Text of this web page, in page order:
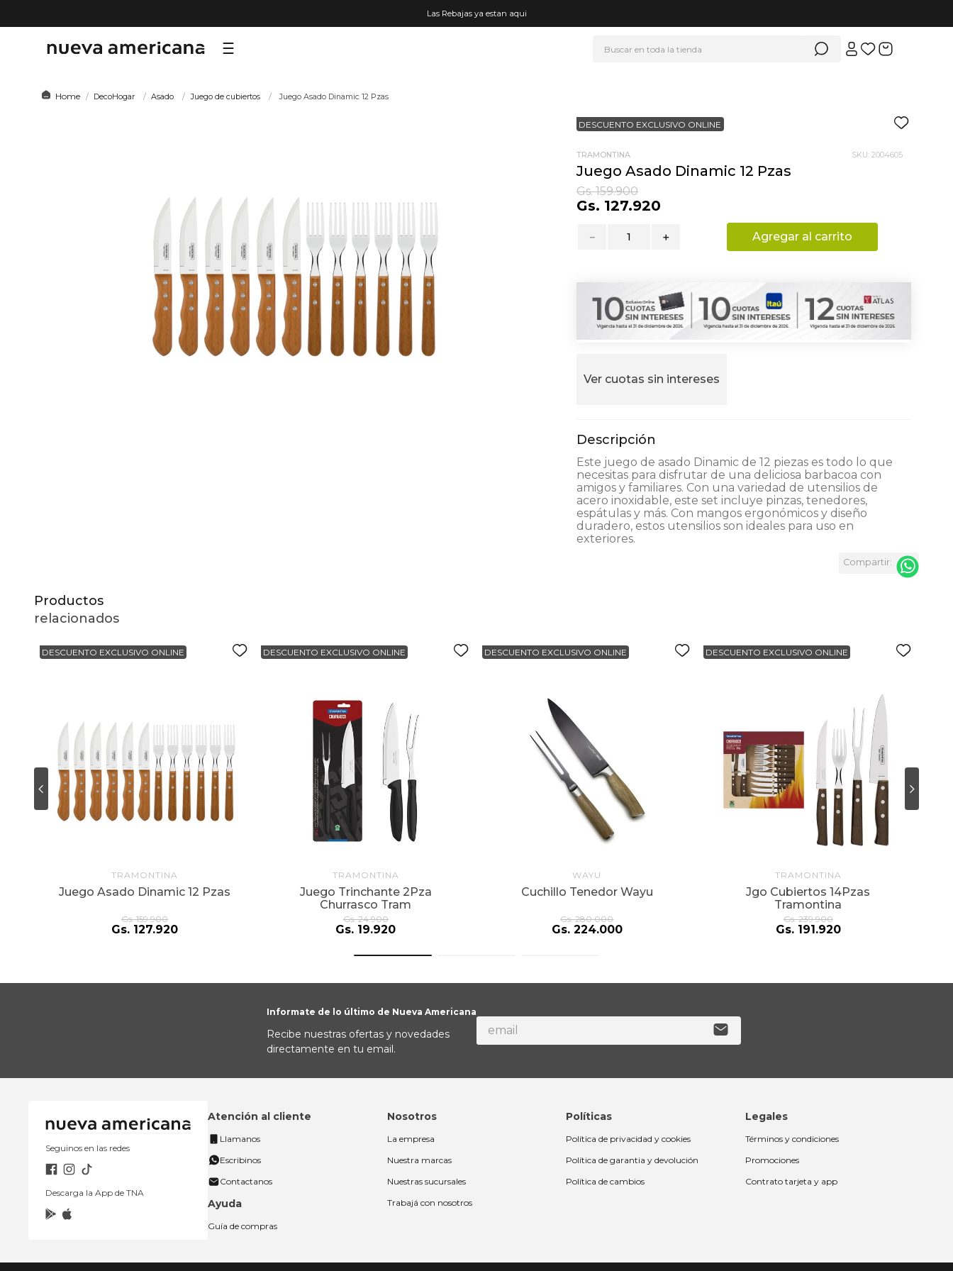
Las Rebajas ya estan aqui
cafetera
6
organizador
8.
hydrate
9.
almohada
10
toalla
DecoHogar Asado Juego de cubiertos Juego Asado Dinamic 12 Pzas
DESCUENTO EXCLUSIVO ONLINE
TRAMONTINA SKU: 2004605
Juego Asado Dinamic 12 Pzas
Gs. 159.900
Gs. 127.920
＋
－ Agregar al carrito
Ver cuotas sin intereses
Este juego de asado Dinamic de 12 piezas es todo lo que
necesitas para disfrutar de una deliciosa barbacoa con
amigos y familiares. Con una variedad de utensilios de
acero inoxidable, este set incluye pinzas, tenedores,
espátulas y más. Con mangos ergonómicos y diseño
duradero, estos utensilios son ideales para uso en
exteriores.
Productos
relacionados
DESCUENTO EXCLUSIVO ONLINE
TRAMONTINA
Juego Asado Dinamic 12 Pzas
Gs. 159.900
Gs. 127.920
DESCUENTO EXCLUSIVO ONLINE
TRAMONTINA
Juego Trinchante 2Pza
Churrasco Tram
Gs. 24.900
Gs. 19.920
DESCUENTO EXCLUSIVO ONLINE
WAYU
Cuchillo Tenedor Wayu
Gs. 280.000
Gs. 224.000
DESCUENTO EXCLUSIVO ONLINE
TRAMONTINA
Jgo Cubiertos 14Pzas
Tramontina
Gs. 239.900
Gs. 191.920
Informate de lo último de Nueva Americana
Recibe nuestras ofertas y novedades
directamente en tu email.
Seguinos en las redes
Descarga la App de TNA
Atención al cliente
Llamanos
Escribinos
Contactanos
Ayuda
Guía de compras
Nosotros
La empresa
Nuestra marcas
Nuestras sucursales
Trabajá con nosotros
Políticas
Política de privacidad y cookies
Política de garantia y devolución
Política de cambios
Legales
Términos y condiciones
Promociones
Contrato tarjeta y app